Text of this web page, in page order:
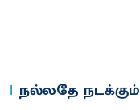
நல்லதே நடக்கும்